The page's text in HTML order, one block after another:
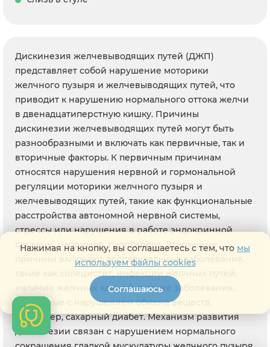
Дискинезия желчевыводящих путей (ДЖП)
представляет собой нарушение моторики
желчного пузыря и желчевыводящих путей, что
приводит к нарушению нормального оттока желчи
в двенадцатиперстную кишку. Причины
дискинезии желчевыводящих путей могут быть
разнообразными и включать как первичные, так и
вторичные факторы. К первичным причинам
относятся нарушения нервной и гормональной
регуляции моторики желчного пузыря и
желчевыводящих путей, такие как функциональные
расстройства автономной нервной системы,
стрессы или нарушения в работе эндокринной
системы, например, гипотиреоз. Вторичные
причины включают воспалительные заболевания,
такие как холецистит, инфекции желчных путей,
наличие желчных камней, а также заболевания,
связанные с нарушением обмена веществ,
например, сахарный диабет. Механизм развития
дискинезии связан с нарушением нормального
Нажимая на кнопку, вы соглашаетесь с тем, что мы
используем файлы cookies
Соглашаюсь